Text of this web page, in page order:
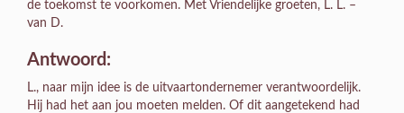
de toekomst te voorkomen. Met Vriendelijke groeten, L. L. –
van D.
Antwoord:
L., naar mijn idee is de uitvaartondernemer verantwoordelijk.
Hij had het aan jou moeten melden. Of dit aangetekend had